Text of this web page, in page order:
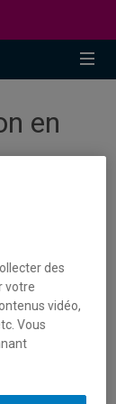
en
cas
à Nicole
des
votre
vidéo,
Vous